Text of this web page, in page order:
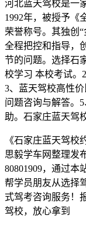
河北蓝天驾校是一
1992年，被授予《
荣誉称号。其独创
全程把控和指导，
节的问题。选择石
校学习 本校考试。
3、蓝天驾校高性
问题咨询与解答。
助。石家庄蓝天驾
《石家庄蓝天驾校
思毅学车网整理发
80801909，通过本
帮学员朋友从选择
式驾考咨询服务！
驾校，放心拿到